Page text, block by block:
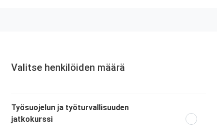
Valitse henkilöiden määrä
Työsuojelun ja työturvallisuuden
jatkokurssi